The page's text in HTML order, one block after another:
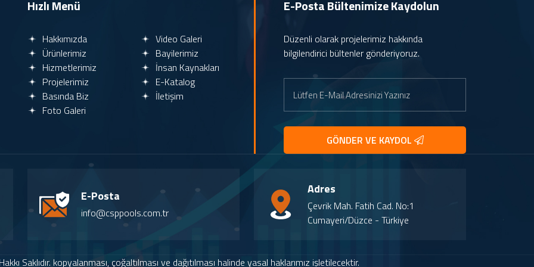
Hızlı Menü
Hakkımızda
Ürünlerimiz
Hizmetlerimiz
Projelerimiz
Basında Biz
Foto Galeri
Video Galeri
Bayilerimiz
İnsan Kaynakları
E-Katalog
İletişim
E-Posta BültenimizeKaydolun
Düzenli olarak projelerimiz hakkında
bilgilendirici bültenler gönderiyoruz.
GÖNDER VE KAYDOL
E-Posta
info@csppools.com.tr
Adres
Çevrik Mah. Fatih Cad. No:1
Cumayeri/Düzce - Türkiye
Saklıdır. kopyalanması, çoğaltılması ve dağıtılması halinde yasal haklarımız işletilecektir.